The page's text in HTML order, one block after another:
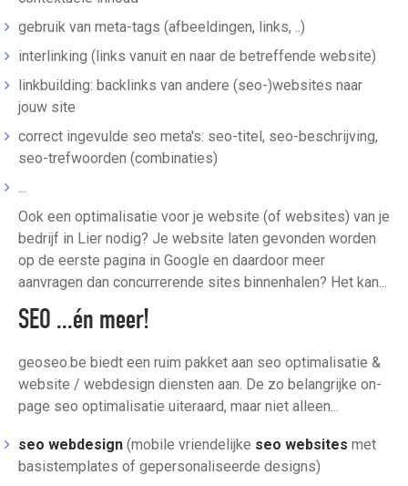
gebruik van meta-tags (afbeeldingen, links, ..)
interlinking (links vanuit en naar de betreffende website)
linkbuilding: backlinks van andere (seo-)websites naar
jouw site
correct ingevulde seo meta's: seo-titel, seo-beschrijving,
seo-trefwoorden (combinaties)
...
Ook een optimalisatie voor je website (of websites) van je
bedrijf in Lier nodig? Je website laten gevonden worden
op de eerste pagina in Google en daardoor meer
aanvragen dan concurrerende sites binnenhalen? Het kan...
SEO ...én meer!
geoseo.be biedt een ruim pakket aan seo optimalisatie &
website / webdesign diensten aan. De zo belangrijke on-
page seo optimalisatie uiteraard, maar niet alleen...
seo webdesign (mobile vriendelijke seo websites met
basistemplates of gepersonaliseerde designs)